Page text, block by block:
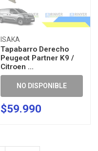
ISAKA
Tapabarro Derecho
Peugeot Partner K9 /
Citroen ...
NO DISPONIBLE
$59.990